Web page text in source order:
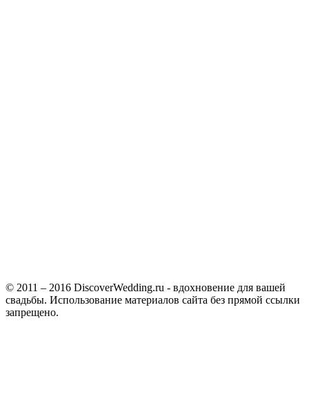
© 2011 – 2016 DiscoverWedding.ru - вдохновение для вашей
свадьбы. Использование материалов сайта без прямой ссылки
запрещено.